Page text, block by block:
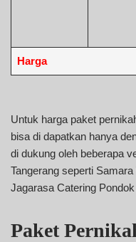
Harga
Untuk harga paket
bisa di dapatkan hanya
di dukung oleh beberapa
Tangerang seperti
Jagarasa Catering
Paket